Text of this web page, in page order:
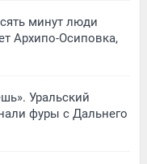
минут люди
Архипо-Осиповка,
Уральский
фуры с Дальнего